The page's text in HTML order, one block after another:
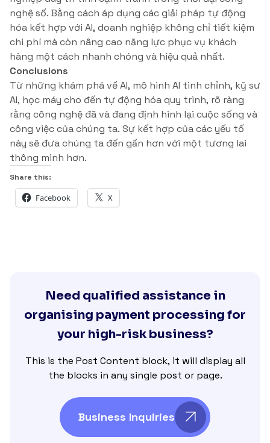
nghệ số. Bằng cách áp dụng các giải pháp tự động
hóa kết hợp với AI, doanh nghiệp không chỉ tiết kiệm
chi phí mà còn nâng cao năng lực phục vụ khách
hàng một cách nhanh chóng và hiệu quả nhất.
Conclusions
Từ những khám phá về AI, mô hình AI tinh chỉnh, kỹ sư
AI, học máy cho đến tự động hóa quy trình, rõ ràng
rằng công nghệ đã và đang định hình lại cuộc sống và
công việc của chúng ta. Sự kết hợp của các yếu tố
này sẽ đưa chúng ta đến gần hơn với một tương lai
thông minh hơn.
Share this:
Facebook X
Need qualified assistance in
organising payment processing for
your high-risk business?
This is the Post Content block, it will display all
the blocks in any single post or page.
Business Inquiries